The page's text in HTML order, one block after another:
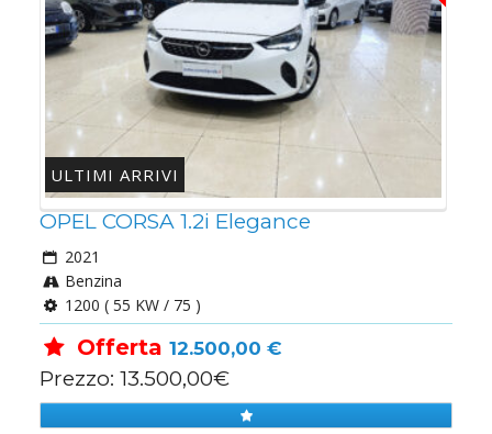
ULTIMI ARRIVI
OPEL CORSA 1.2i Elegance
2021
Benzina
1200 ( 55 KW / 75 )
Offerta 12.500,00 €
Prezzo: 13.500,00€